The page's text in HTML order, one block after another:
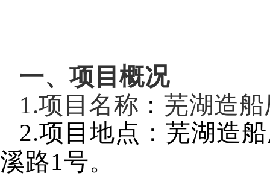
一、项目概况
1.项目名称 ： 芜湖造
2.项目地点：芜湖造
溪路1号。